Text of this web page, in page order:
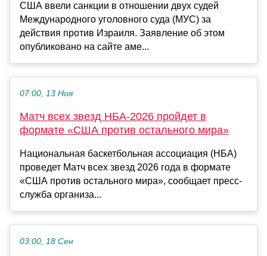
США ввели санкции в отношении двух судей
Международного уголовного суда (МУС) за
действия против Израиля. Заявление об этом
опубликовано на сайте аме...
07:00, 13 Ноя
Матч всех звезд НБА-2026 пройдет в
формате «США против остального мира»
Национальная баскетбольная ассоциация (НБА)
проведет Матч всех звезд 2026 года в формате
«США против остального мира», сообщает пресс-
служба организа...
03:00, 18 Сен